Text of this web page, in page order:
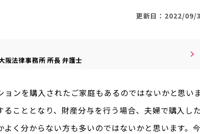
更新日：2022/09/
阪法律事務所所長 弁護士
ンを購入されたご家庭もあるのではないかと思い
こととなり、財産分与を行う場合、夫婦で購入した
く分からない方も多いのではないかと思います。今